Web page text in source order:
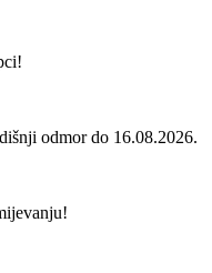
odmor do 16.08.2026.